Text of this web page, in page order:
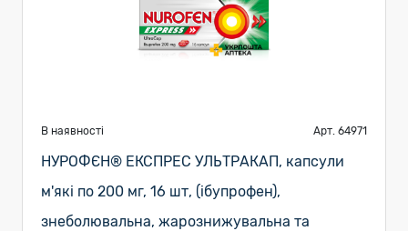
В наявності Арт. 64971
НУРОФЄН® ЕКСПРЕС УЛЬТРАКАП, капсули
м'які по 200 мг, 16 шт, (ібупрофен),
знеболювальна, жарознижувальна та